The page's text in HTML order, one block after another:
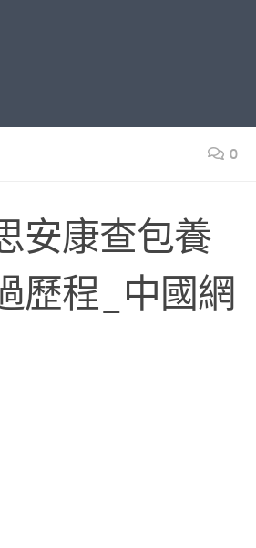
0
安康查包養
歷程_中國網